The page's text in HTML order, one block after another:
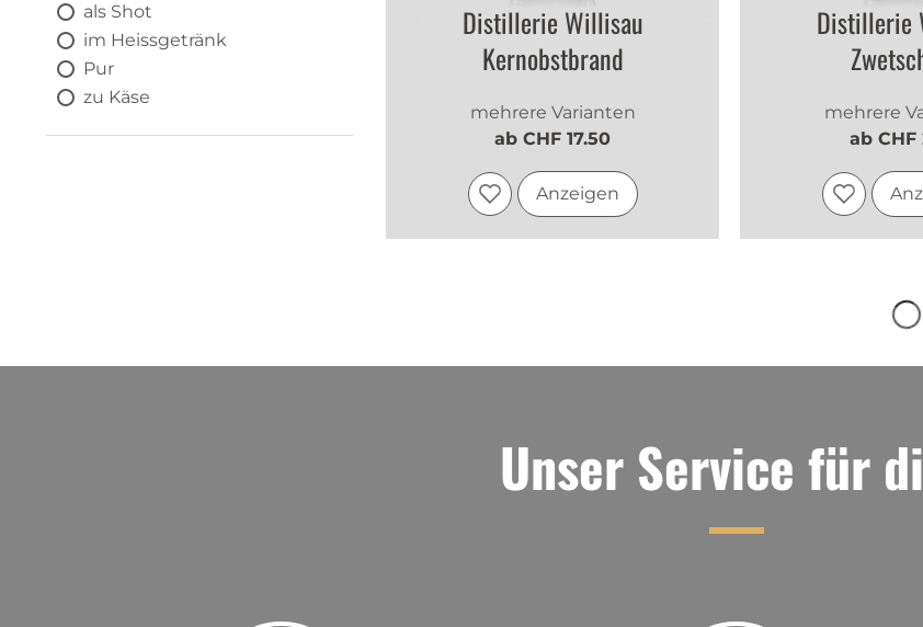
als Shot
im Heissgetränk
Pur
zu Käse
Distillerie Willisau
Kernobstbrand
mehrere Varianten
ab CHF 17.50
Anzeigen
Distillerie
mehrere
ab CHF
Unser Service für